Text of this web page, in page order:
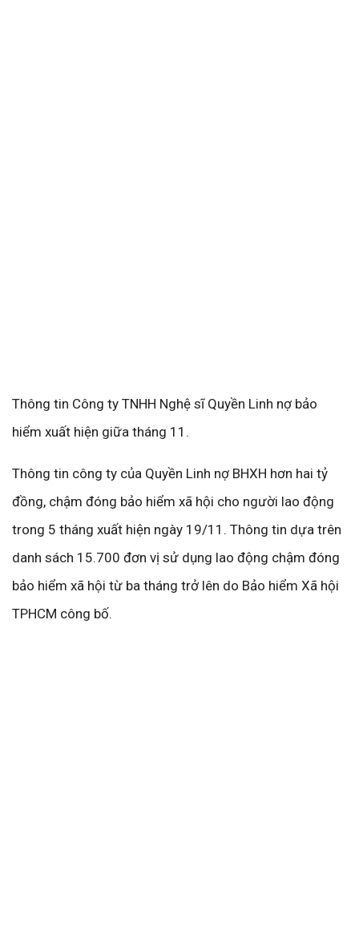
Thông tin Công ty TNHH Nghệ sĩ Quyền Linh nợ bảo
hiểm xuất hiện giữa tháng 11.
Thông tin công ty của Quyền Linh nợ BHXH hơn hai tỷ
đồng, chậm đóng bảo hiểm xã hội cho người lao động
trong 5 tháng xuất hiện ngày 19/11. Thông tin dựa trên
danh sách 15.700 đơn vị sử dụng lao động chậm đóng
bảo hiểm xã hội từ ba tháng trở lên do Bảo hiểm Xã hội
TPHCM công bố.